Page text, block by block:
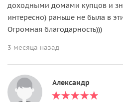
доходными домами купцов и
интересно) раньше не была в
Огромная благодарность)))
3 месяца назад
Александр